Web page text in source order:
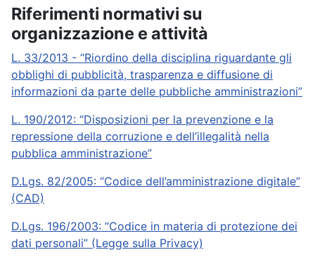
Riferimenti normativi su
organizzazione e attività
L. 33/2013 - “Riordino della disciplina riguardante gli
obblighi di pubblicità, trasparenza e diffusione di
informazioni da parte delle pubbliche amministrazioni”
L. 190/2012: “Disposizioni per la prevenzione e la
repressione della corruzione e dell’illegalità nella
pubblica amministrazione”
D.Lgs. 82/2005: “Codice dell’amministrazione digitale”
(CAD)
D.Lgs. 196/2003: “Codice in materia di protezione dei
dati personali” (Legge sulla Privacy)